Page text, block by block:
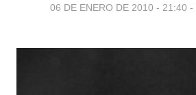
06 DE ENERO DE 2010 - 21:40 -